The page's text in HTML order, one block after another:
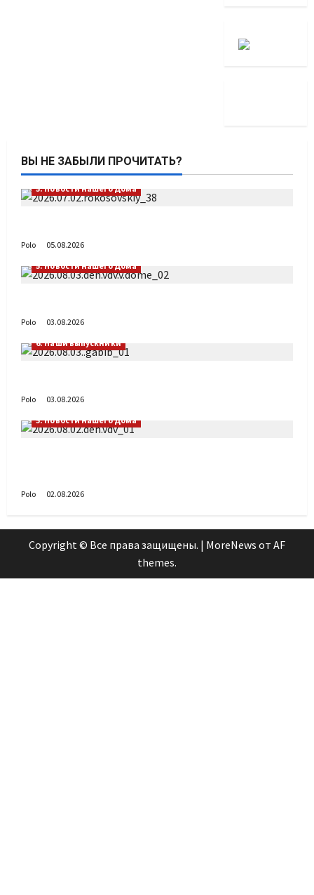
ВЫ НЕ ЗАБЫЛИ ПРОЧИТАТЬ?
5. Новости нашего Дома
Polo
05.08.2026
5. Новости нашего Дома
Polo
03.08.2026
6. Наши выпускники
Polo
03.08.2026
5. Новости нашего Дома
Polo 02.08.2026
Copyright © Все права защищены. | MoreNews от AF
themes.